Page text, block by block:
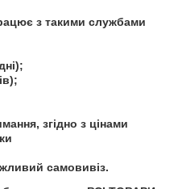
з такими службами
згідно з цінами
самовивіз.